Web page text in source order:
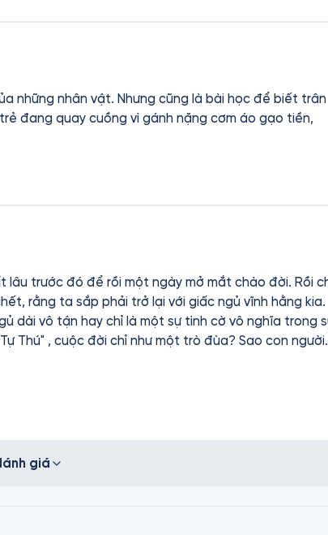
những nhân vật. Nhưng cũng là bài học để biết trân
đang quay cuồng vì gánh nặng cơm áo gạo tiền,
trước đó để rồi một ngày mở mắt chào đời. Rồi
rằng ta sắp phải trở lại với giấc ngủ vĩnh hằng kia.
dài vô tận hay chỉ là một sự tình cờ vô nghĩa trong
Thú" , cuộc đời chỉ như một trò đùa? Sao con người
một lần nữa? Cuốn sách viết về cái
rằng cuộc sống nếu chỉ là một sự tình cờ vô nghĩa thì
Liên và Vân giành giật sự sống từng chút một thì
giá